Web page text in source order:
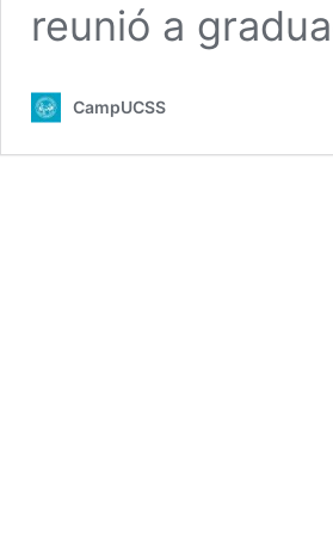
reunió a
CampUCSS